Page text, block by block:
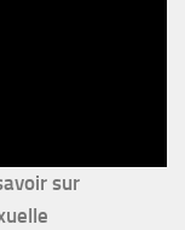
sur